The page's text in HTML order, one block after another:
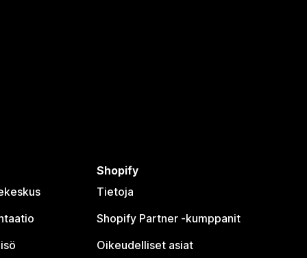
Shopify
Tietoja
Shopify Partner ‑kumppanit
Oikeudelliset asiat